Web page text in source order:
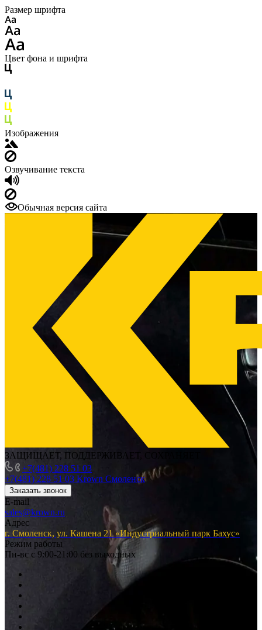
Размер шрифта
Цвет фона и шрифта
Изображения
Озвучивание текста
Обычная версия сайта
ЗАЩИЩАЕТ, ПОДДЕРЖИВАЕТ, СОХРАНЯЕТ
+7(481) 228 51 03
+7(481) 228 51 03 Krown Смоленск
Заказать звонок
E-mail
sales@krown.ru
Адрес
г. Смоленск, ул. Кашена 21 «Индустриальный парк Бахус»
Режим работы
Пн-вс с 9:00-21:00 без выходных